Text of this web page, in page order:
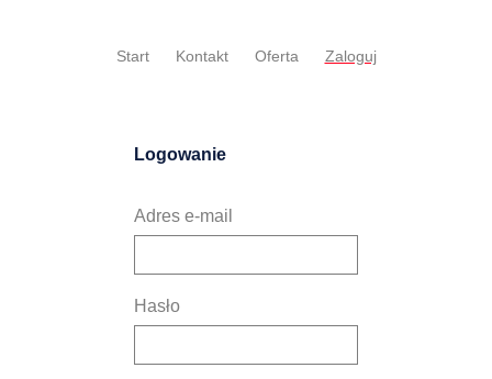
Start Kontakt Oferta Zaloguj
Logowanie
Adres e-mail
Hasło